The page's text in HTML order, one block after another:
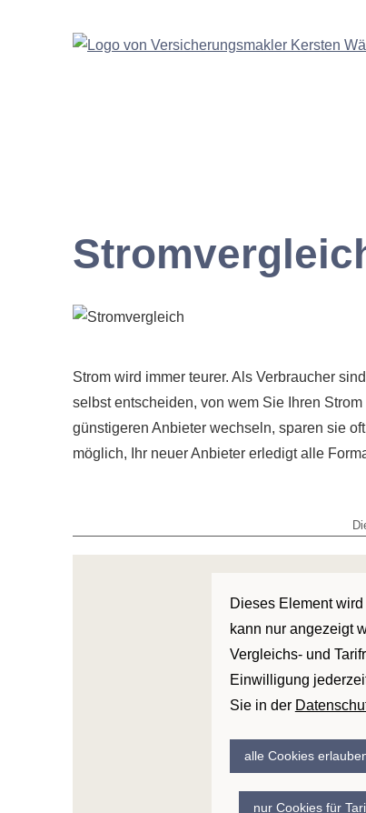
Strom wird immer teurer. Als Verbraucher
selbst entscheiden, von wem Sie Ihren
günstigeren Anbieter wechseln, sparen sie
möglich, Ihr neuer Anbieter erledigt alle
Dieses Element
kann nur angezeigt
Vergleichs- und
Einwilligung
Sie in der
alle Cookies
nur Cookies für